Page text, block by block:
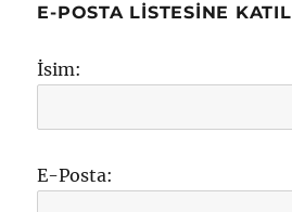
E-POSTA LISTESINE KATIL
İsim:
E-Posta: